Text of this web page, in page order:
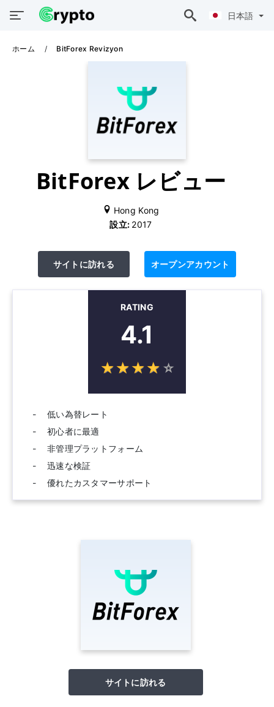
日本語
ホーム BitForex Revizyon
BitForex レビュー
Hong Kong
設立: 2017
サイトに訪れる オープンアカウント
RATING
4.1
☆☆☆☆ ☆
★★★★ ★
低い為替レート
初心者に最適
非管理プラットフォーム
迅速な検証
優れたカスタマーサポート
サイトに訪れる